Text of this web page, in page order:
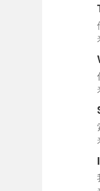
I